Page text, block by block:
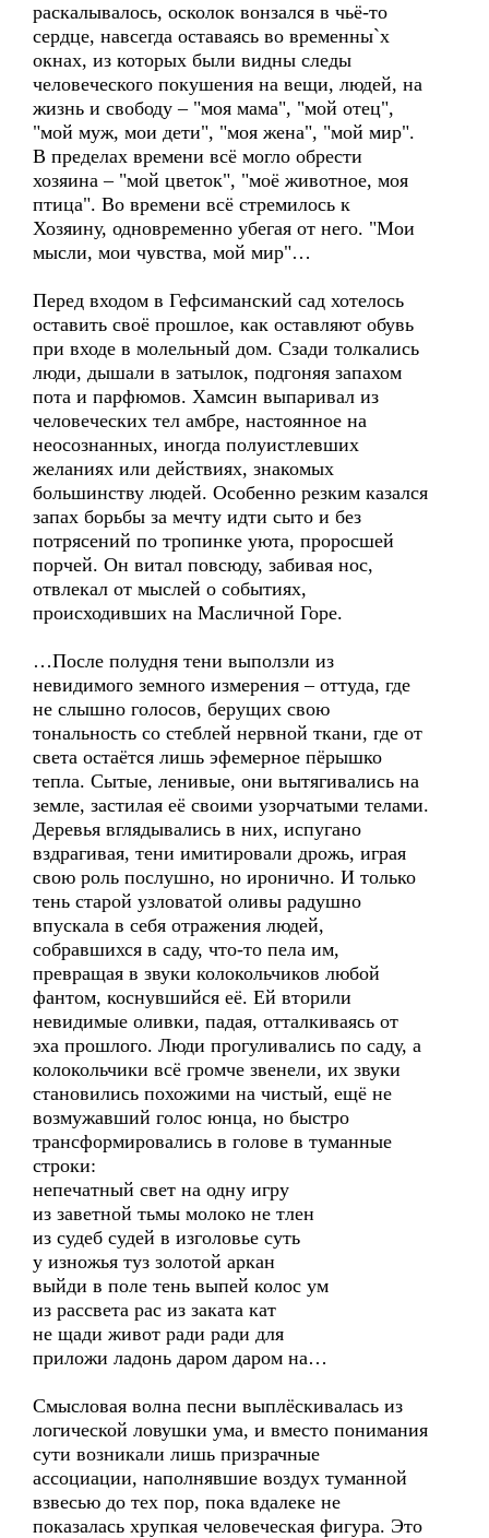
раскалывалось, осколок вонзался в чьё-то
сердце, навсегда оставаясь во временны`х
окнах, из которых были видны следы
человеческого покушения на вещи, людей, на
жизнь и свободу – "моя мама", "мой отец",
"мой муж, мои дети", "моя жена", "мой мир".
В пределах времени всё могло обрести
хозяина – "мой цветок", "моё животное, моя
птица". Во времени всё стремилось к
Хозяину, одновременно убегая от него. "Мои
мысли, мои чувства, мой мир"…
Перед входом в Гефсиманский сад хотелось
оставить своё прошлое, как оставляют обувь
при входе в молельный дом. Сзади толкались
люди, дышали в затылок, подгоняя запахом
пота и парфюмов. Хамсин выпаривал из
человеческих тел амбре, настоянное на
неосознанных, иногда полуистлевших
желаниях или действиях, знакомых
большинству людей. Особенно резким казался
запах борьбы за мечту идти сыто и без
потрясений по тропинке уюта, проросшей
порчей. Он витал повсюду, забивая нос,
отвлекал от мыслей о событиях,
происходивших на Масличной Горе.
…После полудня тени выползли из
невидимого земного измерения – оттуда, где
не слышно голосов, берущих свою
тональность со стеблей нервной ткани, где от
света остаётся лишь эфемерное пёрышко
тепла. Сытые, ленивые, они вытягивались на
земле, застилая её своими узорчатыми телами.
Деревья вглядывались в них, испугано
вздрагивая, тени имитировали дрожь, играя
свою роль послушно, но иронично. И только
тень старой узловатой оливы радушно
впускала в себя отражения людей,
собравшихся в саду, что-то пела им,
превращая в звуки колокольчиков любой
фантом, коснувшийся её. Ей вторили
невидимые оливки, падая, отталкиваясь от
эха прошлого. Люди прогуливались по саду, а
колокольчики всё громче звенели, их звуки
становились похожими на чистый, ещё не
возмужавший голос юнца, но быстро
трансформировались в голове в туманные
строки:
непечатный свет на одну игру
из заветной тьмы молоко не тлен
из судеб судей в изголовье суть
у изножья туз золотой аркан
выйди в поле тень выпей колос ум
из рассвета рас из заката кат
не щади живот ради ради для
приложи ладонь даром даром на…
Смысловая волна песни выплёскивалась из
логической ловушки ума, и вместо понимания
сути возникали лишь призрачные
ассоциации, наполнявшие воздух туманной
взвесью до тех пор, пока вдалеке не
показалась хрупкая человеческая фигура. Это